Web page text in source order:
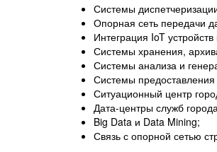
Системы
Опорная сеть передачи
Интеграция IoT
Системы хранения,
Системы анализа и
Системы
Ситуационный центр
Дата-центры служб
Big Data и Data Mining;
Связь с опорной сетью